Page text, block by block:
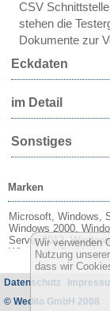
CSV
stehen die
Dokumente zur
Eckdaten
im Detail
Sonstiges
Marken
Microsoft, Windows,
Windows 2000,
Server 2012,
Windows XP,
Word, Excel,
entweder
Corporation in den
Datenschutz
© Wedito GmbH 2008
Wir verwenden
Nutzung
dass wir